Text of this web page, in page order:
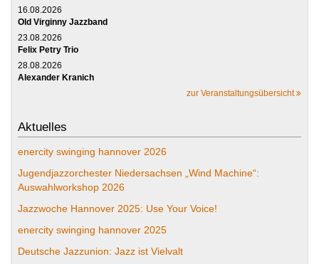
16.08.2026
Old Virginny Jazzband
23.08.2026
Felix Petry Trio
28.08.2026
Alexander Kranich
zur Veranstaltungsübersicht
Aktuelles
enercity swinging hannover 2026
Jugendjazzorchester Niedersachsen „Wind Machine“:
Auswahlworkshop 2026
Jazzwoche Hannover 2025: Use Your Voice!
enercity swinging hannover 2025
Deutsche Jazzunion: Jazz ist Vielvalt